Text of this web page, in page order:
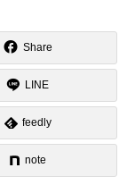
Share
LINE
feedly
note